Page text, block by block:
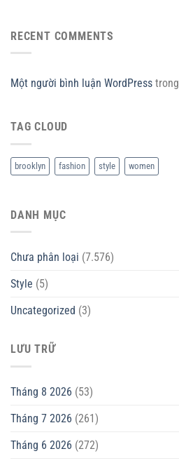
RECENT COMMENTS
Một người bình luận WordPress trong
TAG CLOUD
brooklyn fashion style women
DANH MỤC
Chưa phân loại (7.576)
Style (5)
Uncategorized (3)
LƯU TRỮ
Tháng 8 2026 (53)
Tháng 7 2026 (261)
Tháng 6 2026 (272)